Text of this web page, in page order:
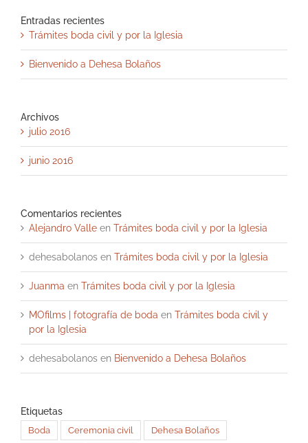
Entradas recientes
Trámites boda civil y por la Iglesia
Bienvenido a Dehesa Bolaños
Archivos
julio 2016
junio 2016
Comentarios recientes
Alejandro Valle en Trámites boda civil y por la Iglesia
dehesabolanos en Trámites boda civil y por la Iglesia
Juanma en Trámites boda civil y por la Iglesia
MOfilms | fotografía de boda en Trámites boda civil y
por la Iglesia
dehesabolanos en Bienvenido a Dehesa Bolaños
Etiquetas
Boda Ceremonia civil Dehesa Bolaños